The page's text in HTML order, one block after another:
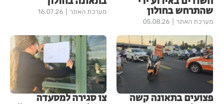
שהתרחש בחולון
מערכת האתר 05.08.26
מערכת האתר 16.07.26
פצועים בתאונה קשה צו סגירה למסעדה